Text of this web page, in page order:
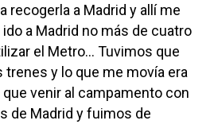
recogerla a Madrid y allí me
a Madrid no más de cuatro
el Metro… Tuvimos que
y lo que me movía era
venir al campamento con
de Madrid y fuimos de